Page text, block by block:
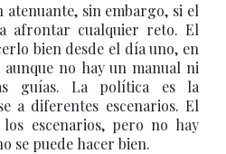
atenuante, sin embargo, si el
afrontar cualquier reto. El
bien desde el día uno, en
no hay un manual ni
guías. La política es la
a diferentes escenarios. El
escenarios, pero no hay
se puede hacer bien.